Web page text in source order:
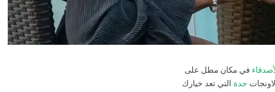
في مكان مطل على
جدة
التي تعد خيارك